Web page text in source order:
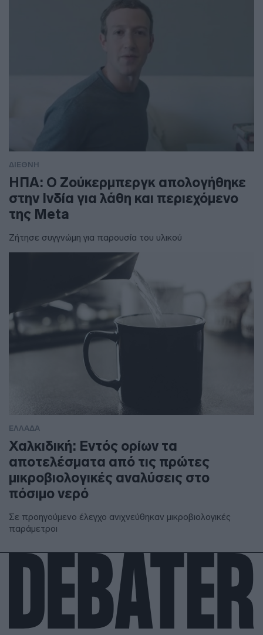
ΔΙΕΘΝΗ
ΗΠΑ: Ο Ζούκερμπεργκ απολογήθηκε
στην Ινδία για λάθη και περιεχόμενο
της Meta
Ζήτησε συγγνώμη για παρουσία του υλικού
ΕΛΛΑΔΑ
Χαλκιδική: Εντός ορίων τα
αποτελέσματα από τις πρώτες
μικροβιολογικές αναλύσεις στο
πόσιμο νερό
Σε προηγούμενο έλεγχο ανιχνεύθηκαν μικροβιολογικές
παράμετροι